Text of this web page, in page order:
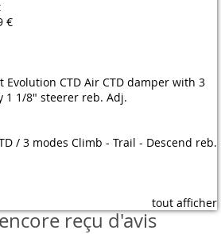
€
Evolution CTD Air CTD damper with 3
1 1/8" steerer reb. Adj.
/ 3 modes Climb - Trail - Descend reb.
tout afficher
reçu d'avis